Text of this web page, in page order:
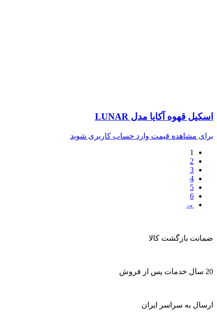
اسکیل قهوه آکایا مدل LUNAR
برای مشاهده قیمت وارد حساب کاربری شوید
1
2
3
4
5
6
→
ضمانت بازگشت کالا
20 سال خدمات پس از فروش
ارسال به سراسر ایران